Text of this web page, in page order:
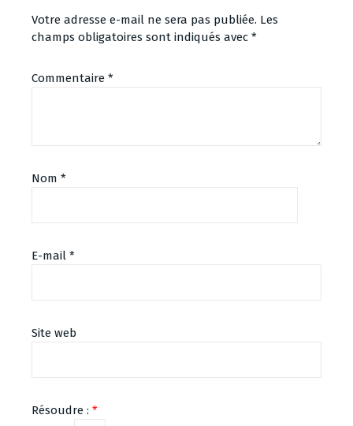
Votre adresse e-mail ne sera pas publiée. Les
champs obligatoires sont indiqués avec *
Commentaire *
Nom *
E-mail *
Site web
Résoudre : *